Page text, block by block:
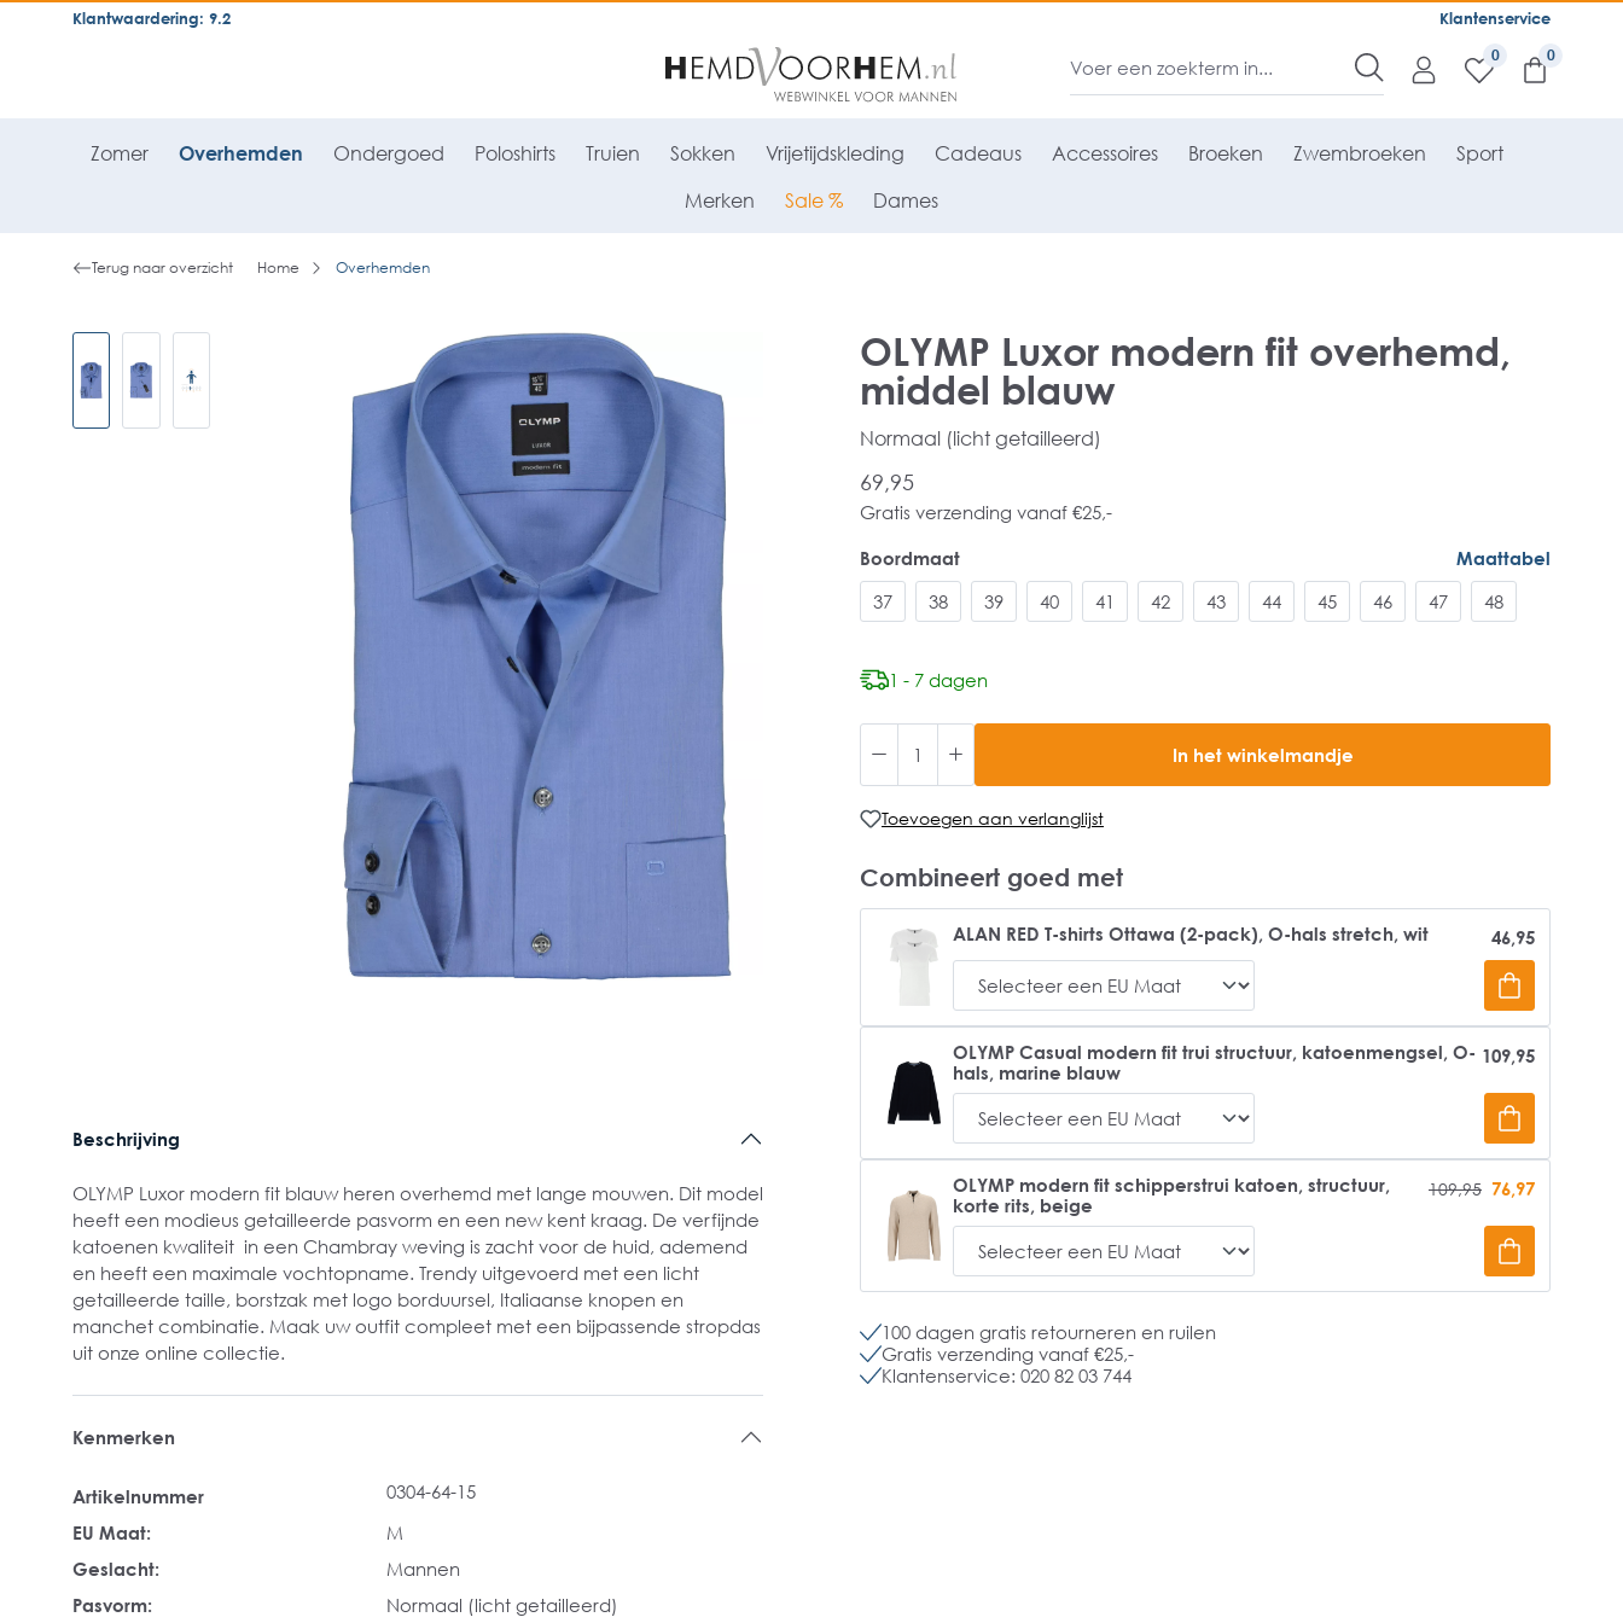
general.skipToNavigation Klantenservice
Klantwaardering: 9.2
0
Zomer Overhemden Ondergoed Poloshirts Truien Sokken Vrijetijdskleding Cadeaus Accessoires Broeken Zwembroeken Sport
Merken Sale % Dames
Terug naar overzicht Home Overhemden
OLYMP Luxor modern fit overhemd,
middel blauw
Normaal (licht getailleerd)
69,95
Gratis verzending vanaf €25,-
Boordmaat
Maattabel
37
38 39 40 41 42 43 44 45 46 47 48
1 - 7 dagen
In het winkelmandje
Toevoegen aan verlanglijst
Combineert goed met
ALAN RED T-shirts Ottawa (2-pack), O-hals stretch, wit 46,95
OLYMP Casual modern fit trui structuur, katoenmengsel, O-
hals, marine blauw
109,95
OLYMP modern fit schipperstrui katoen, structuur,
korte rits, beige
109,95 76,97
100 dagen gratis retourneren en ruilen
Gratis verzending vanaf €25,-
Klantenservice: 020 82 03 744
Beschrijving
OLYMP Luxor modern fit blauw heren overhemd met lange mouwen. Dit model
heeft een modieus getailleerde pasvorm en een new kent kraag. De verfijnde
katoenen kwaliteit in een Chambray weving is zacht voor de huid, ademend
en heeft een maximale vochtopname. Trendy uitgevoerd met een licht
getailleerde taille, borstzak met logo borduursel, Italiaanse knopen en
manchet combinatie. Maak uw outfit compleet met een bijpassende stropdas
uit onze online collectie.
Kenmerken
Artikelnummer
0304-64-15
EU Maat:
M
Geslacht:
Mannen
Pasvorm:
Normaal (licht getailleerd)